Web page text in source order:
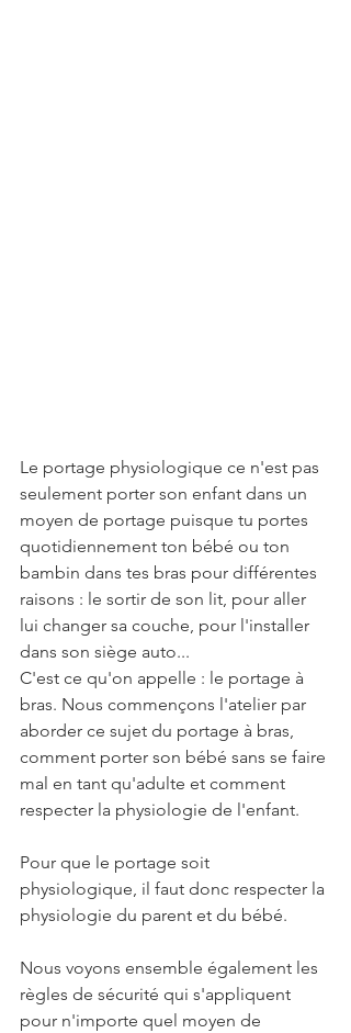
Le portage physiologique ce n'est pas
seulement porter son enfant dans un
moyen de portage puisque tu portes
quotidiennement ton bébé ou ton
bambin dans tes bras pour différentes
raisons : le sortir de son lit, pour aller
lui changer sa couche, pour l'installer
dans son siège auto...
C'est ce qu'on appelle : le portage à
bras. Nous commençons l'atelier par
aborder ce sujet du portage à bras,
comment porter son bébé sans se faire
mal en tant qu'adulte et comment
respecter la physiologie de l'enfant.
Pour que le portage soit
physiologique, il faut donc respecter la
physiologie du parent et du bébé.
Nous voyons ensemble également les
règles de sécurité qui s'appliquent
pour n'importe quel moyen de